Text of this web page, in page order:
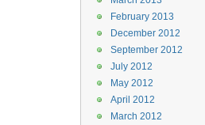
February 2013
December 2012
September 2012
July 2012
May 2012
April 2012
March 2012